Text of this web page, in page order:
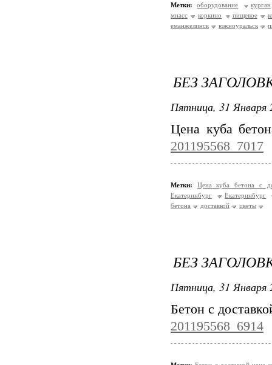
Метки: оборудование
курган
миасс
коркино пищевое
еманжелинск
южноуральск
БЕЗ
Пятница, 31 Января
Цена куба
201195568_7017
Метки:
Цена куба бетона с
Екатеринбург
Екатеринбург
бетона
доставкой цветы
БЕЗ
Пятница, 31 Января
Бетон с
201195568_6914